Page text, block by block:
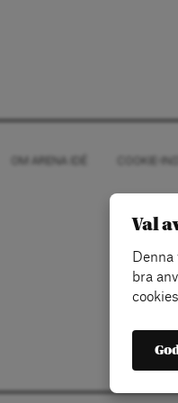
OM ARENA IDÉ COOKIE-
Val
Denna
bra